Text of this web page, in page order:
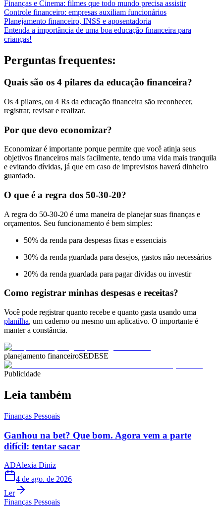
Finanças e Cinema: filmes que todo mundo precisa assistir
Controle financeiro: empresas auxiliam funcionários
Planejamento financeiro, INSS e aposentadoria
Entenda a importância de uma boa educação financeira para
crianças!
Perguntas frequentes:
Quais são os 4 pilares da educação financeira?
Os 4 pilares, ou 4 Rs da educação financeira são reconhecer,
registrar, revisar e realizar.
Por que devo economizar?
Economizar é importante porque permite que você atinja seus
objetivos financeiros mais facilmente, tendo uma vida mais tranquila
e evitando dívidas, já que em caso de imprevistos haverá dinheiro
guardado.
O que é a regra dos 50-30-20?
A regra do 50-30-20 é uma maneira de planejar suas finanças e
orçamentos. Seu funcionamento é bem simples:
50% da renda para despesas fixas e essenciais
30% da renda guardada para desejos, gastos não necessários
20% da renda guardada para pagar dívidas ou investir
Como registrar minhas despesas e receitas?
Você pode registrar quanto recebe e quanto gasta usando uma
planilha, um caderno ou mesmo um aplicativo. O importante é
manter a constância.
planejamento financeiroSEDESE
Publicidade
Leia também
Finanças Pessoais
Ganhou na bet? Que bom. Agora vem a parte
difícil: tentar sacar
ADAlexia Diniz
4 de ago. de 2026
Ler
Finanças Pessoais